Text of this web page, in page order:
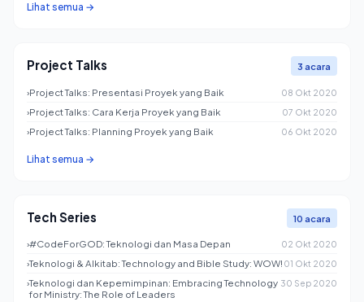
Lihat semua →
Project Talks 3 acara
›Project Talks: Presentasi Proyek yang Baik 08 Okt 2020
›Project Talks: Cara Kerja Proyek yang Baik 07 Okt 2020
›Project Talks: Planning Proyek yang Baik 06 Okt 2020
Lihat semua →
Tech Series 10 acara
›#CodeForGOD: Teknologi dan Masa Depan 02 Okt 2020
›Teknologi & Alkitab: Technology and Bible Study: WOW! 01 Okt 2020
›Teknologi dan Kepemimpinan: Embracing Technology
for Ministry: The Role of Leaders
30 Sep 2020